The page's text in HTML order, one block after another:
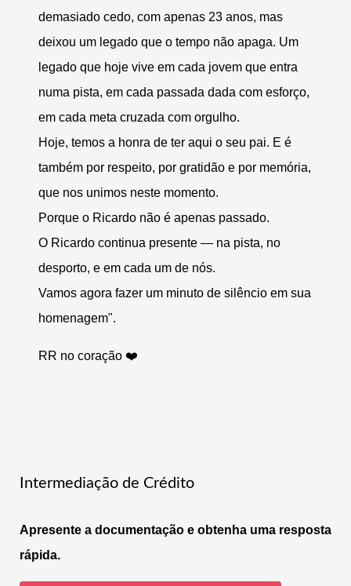
demasiado cedo, com apenas 23 anos, mas
deixou um legado que o tempo não apaga. Um
legado que hoje vive em cada jovem que entra
numa pista, em cada passada dada com esforço,
em cada meta cruzada com orgulho.
Hoje, temos a honra de ter aqui o seu pai. E é
também por respeito, por gratidão e por memória,
que nos unimos neste momento.
Porque o Ricardo não é apenas passado.
O Ricardo continua presente — na pista, no
desporto, e em cada um de nós.
Vamos agora fazer um minuto de silêncio em sua
homenagem".
RR no coração ❤️
Intermediação de Crédito
Apresente a documentação e obtenha uma resposta
rápida.